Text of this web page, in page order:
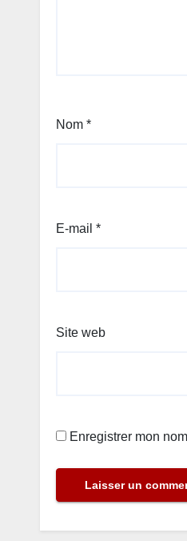
Nom *
E-mail *
Site web
Enregistrer mon